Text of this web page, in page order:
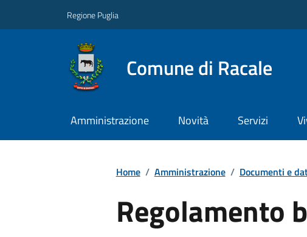
Regione Puglia
Comune di Racale
Amministrazione Novità Servizi
Home / Amministrazione / Documenti e
Regolamento